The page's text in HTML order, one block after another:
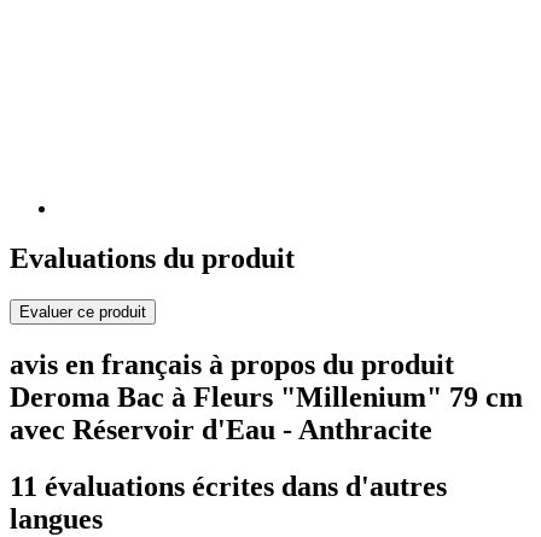
Evaluations du produit
Evaluer ce produit
avis en français à propos du produit
Deroma Bac à Fleurs "Millenium" 79 cm
avec Réservoir d'Eau - Anthracite
11 évaluations écrites dans d'autres
langues